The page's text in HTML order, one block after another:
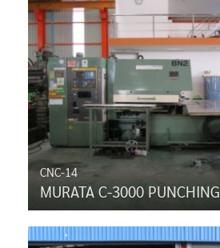
CNC-14
MURATA C-3000 PUNCHING